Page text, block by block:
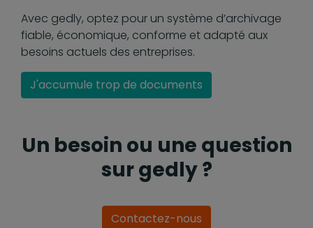
Avec gedly, optez pour un système d’archivage
fiable, économique, conforme et adapté aux
besoins actuels des entreprises.
J'accumule trop de documents
Un besoin ou une question
sur gedly ?
Contactez-nous